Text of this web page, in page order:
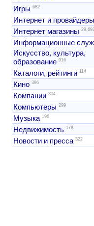
Игры 682
Интернет и провайдеры
Интернет магазины
Информационные
Искусство, культура,
образование 916
Каталоги, рейтинги 114
Кино 396
Компании 304
Компьютеры 299
Музыка 196
Недвижимость 178
Новости и пресса 322